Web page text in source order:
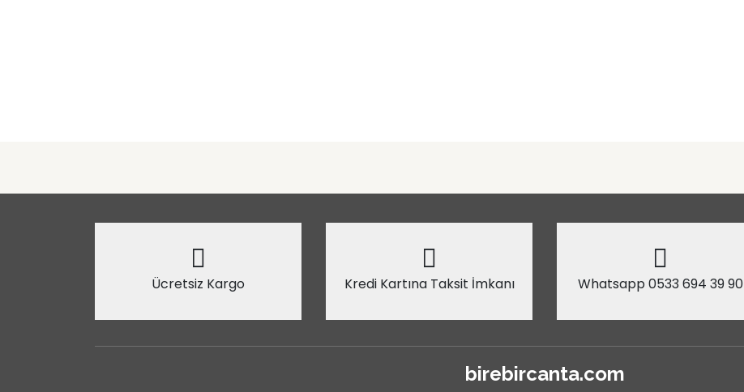
Ücretsiz Kargo Kredi Kartına Taksit İmkanı Whatsapp 0533 694 39 90
birebircanta.com